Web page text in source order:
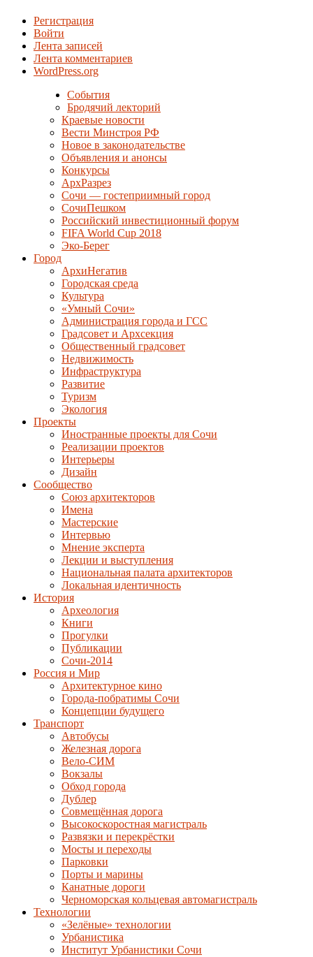
Регистрация
Войти
Лента записей
Лента комментариев
WordPress.org
События
Бродячий лекторий
Краевые новости
Вести Минстроя РФ
Новое в законодательстве
Объявления и анонсы
Конкурсы
АрхРазрез
Сочи — гостеприимный город
СочиПешком
Российский инвестиционный форум
FIFA World Cup 2018
Эко-Берег
Город
АрхиНегатив
Городская среда
Культура
«Умный Сочи»
Администрация города и ГСС
Градсовет и Архсекция
Общественный градсовет
Недвижимость
Инфраструктура
Развитие
Туризм
Экология
Проекты
Иностранные проекты для Сочи
Реализации проектов
Интерьеры
Дизайн
Сообщество
Союз архитекторов
Имена
Мастерские
Интервью
Мнение эксперта
Лекции и выступления
Национальная палата архитекторов
Локальная идентичность
История
Археология
Книги
Прогулки
Публикации
Сочи-2014
Россия и Мир
Архитектурное кино
Города-побратимы Сочи
Концепции будущего
Транспорт
Автобусы
Железная дорога
Вело-СИМ
Вокзалы
Обход города
Дублер
Совмещённая дорога
Высокоскоростная магистраль
Развязки и перекрёстки
Мосты и переходы
Парковки
Порты и марины
Канатные дороги
Черноморская кольцевая автомагистраль
Технологии
«Зелёные» технологии
Урбанистика
Институт Урбанистики Сочи